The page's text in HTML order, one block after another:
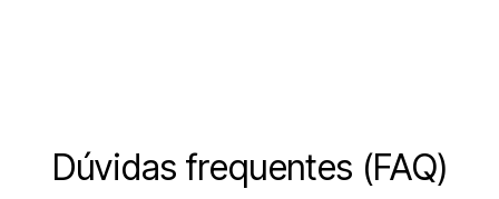
Dúvidas frequentes (FAQ)